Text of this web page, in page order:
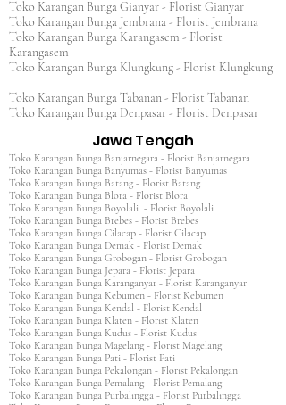
Toko Karangan Bunga Gianyar - Florist Gianyar
Toko Karangan Bunga Jembrana - Florist Jembrana
Toko Karangan Bunga Karangasem - Florist
Karangasem
Toko Karangan Bunga Klungkung - Florist Klungkung
Toko Karangan Bunga Tabanan - Florist Tabanan
Toko Karangan Bunga Denpasar - Florist Denpasar
Jawa Tengah
Toko Karangan Bunga Banjarnegara - Florist Banjarnegara
Toko Karangan Bunga Banyumas - Florist Banyumas
Toko Karangan Bunga Batang - Florist Batang
Toko Karangan Bunga Blora - Florist Blora
Toko Karangan Bunga Boyolali - Florist Boyolali
Toko Karangan Bunga Brebes - Florist Brebes
Toko Karangan Bunga Cilacap - Florist Cilacap
Toko Karangan Bunga Demak - Florist Demak
Toko Karangan Bunga Grobogan - Florist Grobogan
Toko Karangan Bunga Jepara - Florist Jepara
Toko Karangan Bunga Karanganyar - Florist Karanganyar
Toko Karangan Bunga Kebumen - Florist Kebumen
Toko Karangan Bunga Kendal - Florist Kendal
Toko Karangan Bunga Klaten - Florist Klaten
Toko Karangan Bunga Kudus - Florist Kudus
Toko Karangan Bunga Magelang - Florist Magelang
Toko Karangan Bunga Pati - Florist Pati
Toko Karangan Bunga Pekalongan - Florist Pekalongan
Toko Karangan Bunga Pemalang - Florist Pemalang
Toko Karangan Bunga Purbalingga - Florist Purbalingga